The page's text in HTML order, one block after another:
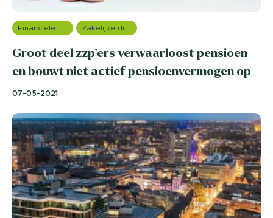
Groot deel zzp’ers verwaarloost pensioen
en bouwt niet actief pensioenvermogen op
07-05-2021